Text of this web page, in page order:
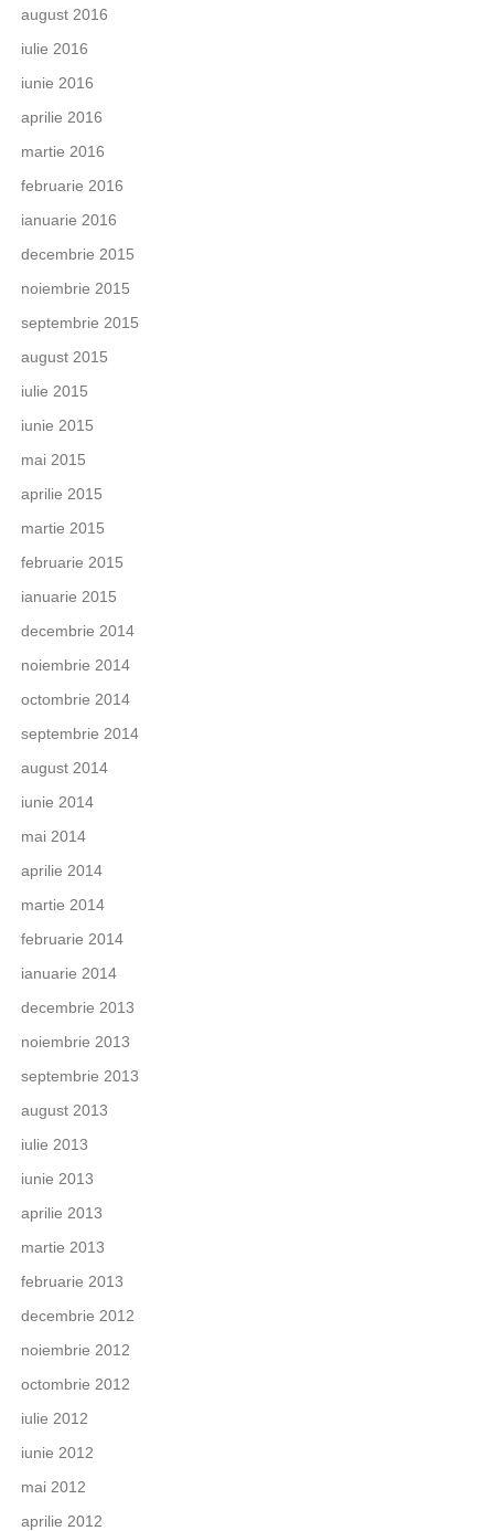
august 2016
iulie 2016
iunie 2016
aprilie 2016
martie 2016
februarie 2016
ianuarie 2016
decembrie 2015
noiembrie 2015
septembrie 2015
august 2015
iulie 2015
iunie 2015
mai 2015
aprilie 2015
martie 2015
februarie 2015
ianuarie 2015
decembrie 2014
noiembrie 2014
octombrie 2014
septembrie 2014
august 2014
iunie 2014
mai 2014
aprilie 2014
martie 2014
februarie 2014
ianuarie 2014
decembrie 2013
noiembrie 2013
septembrie 2013
august 2013
iulie 2013
iunie 2013
aprilie 2013
martie 2013
februarie 2013
decembrie 2012
noiembrie 2012
octombrie 2012
iulie 2012
iunie 2012
mai 2012
aprilie 2012